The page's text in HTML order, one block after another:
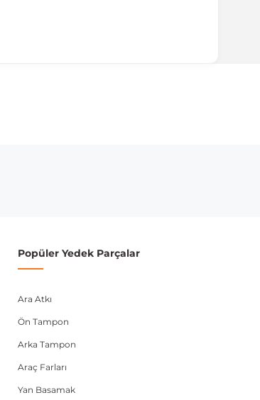
Popüler Yedek Parçalar
Ara Atkı
Ön Tampon
Arka Tampon
Araç Farları
Yan Basamak